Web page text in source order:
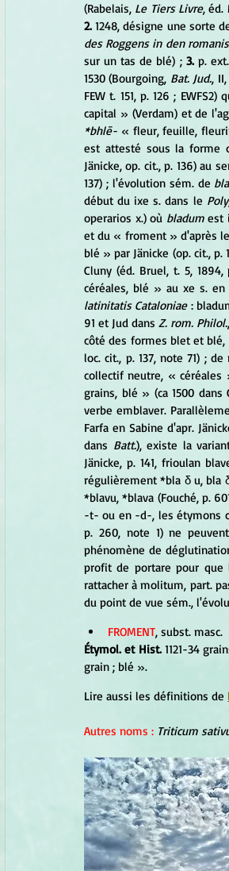
(Rabelais, Le Tiers Livre, éd.
2. 1248, désigne une sorte
des Roggens in den
sur un tas de blé) ; 3. p. ext.
1530 (Bourgoing, Bat. Jud.,
FEW t. 151, p. 126 ;
capital » (Verdam) et de
*bhlē- « fleur, feuille,
est attesté sous la forme
Jänicke, op. cit., p. 136) au
137) ; l'évolution sém. de
début du ixe s. dans le
operarios x.) où bladum est
et du « froment » d'après
blé » par Jänicke (op. cit.,
Cluny (éd. Bruel, t. 5,
céréales, blé » au xe s. en
latinitatis Cataloniae :
91 et Jud dans Z. rom. Philol.
côté des formes blet et blé,
loc. cit., p. 137, note 71) ;
collectif neutre, « céréales
grains, blé » (ca 1500
verbe emblaver.
Farfa en Sabine d'apr.
dans Batt.), existe la
Jänicke, p. 141, frioulan
régulièrement *bla δ u, bla
*blavu, *blava (Fouché, p.
-t- ou en -d-, les étymons
p. 260, note 1) ne
phénomène de
profit de portare pour que
rattacher à molitum, part.
du point de vue sém.,
FROMENT, subst. masc.
Étymol. et Hist. 1121-34
grain ; blé ».
Lire aussi les définitions de
Autres noms : Triticum